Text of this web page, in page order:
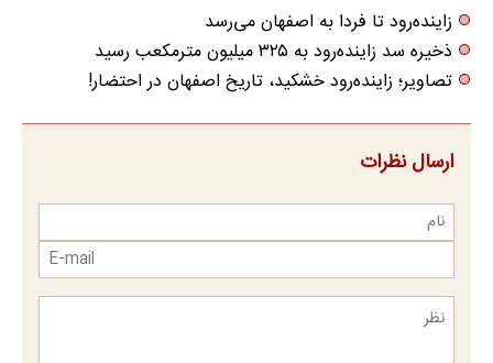
زاینده‌رود تا فردا به اصفهان می‌رسد
ذخیره سد زاینده‌رود به ۳۲۵ میلیون مترمکعب رسید
تصاویر؛ زاینده‌رود خشکید، تاریخ اصفهان در احتضار!
ارسال نظرات